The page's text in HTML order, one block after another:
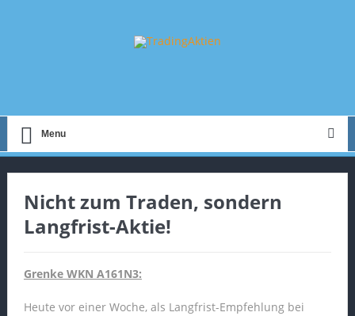
Menu
Nicht zum Traden, sondern
Langfrist-Aktie!
Grenke WKN A161N3:
Heute vor einer Woche, als Langfrist-Empfehlung bei